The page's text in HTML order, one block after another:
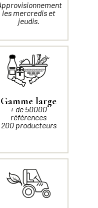
les mercredis et
jeudis.
Gamme large
+ de 50000
références
200 producteurs